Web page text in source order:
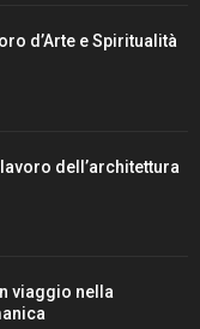
d’Arte e Spiritualità
dell’architettura
viaggio nella